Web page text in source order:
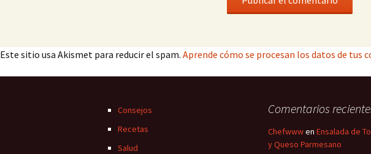
Este sitio usa Akismet para reducir el spam. Aprende cómo se procesan los datos de tus
Consejos
Recetas
Salud
Comentarios
Chefwwwen Ensalada de
y Queso Parmesano